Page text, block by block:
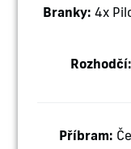
Branky: 4x
Rozhodčí:
Příbram: